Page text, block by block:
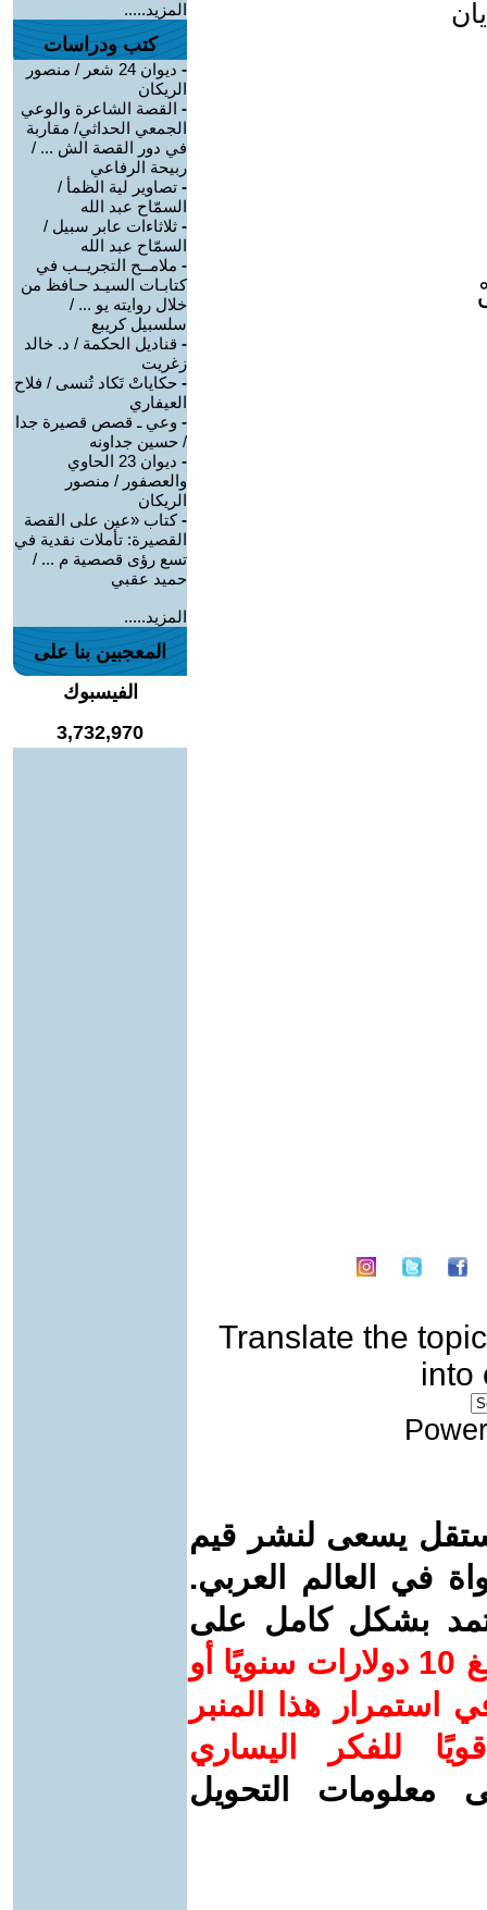
Translate the topic
into
يسعى لنشر قيم
في العالم العربي.
بشكل كامل على
ساهم/ي معنا! بدعمكم بمبلغ 10 دولارات سنويًا أو
استمرار هذا المنبر
للفكر اليساري
معلومات التحويل
المزيد.....
كتب ودراسات
-
ديوان 24 شعر / منصور
الريكان
- القصة الشاعرة والوعي
الجمعي الحداثي/ مقاربة
في دور القصة الش ... /
ربيحة الرفاعي
- تصاوير لية الظمأ /
السمّاح عبد الله
- ثلاثاءات عابر سبيل /
السمّاح عبد الله
- ملامــح التجريــب في
كتابـات السيـد حـافظ من
خلال روايته يو ... /
سلسبيل كريبع
- قناديل الحكمة / د. خالد
زغريت
- حكاياتْ تَكاد تُنسى / فلاح
العيفاري
- وعي ـ قصص قصيرة جدا
/ حسين جداونه
-
ديوان 23 الحاوي
والعصفور / منصور
الريكان
-كتاب «عين على القصة
القصيرة: تأملات نقدية في
تسع رؤى قصصية م ... /
حميد عقبي
المزيد.....
المعجبين بنا على
الفيسبوك
3,732,970